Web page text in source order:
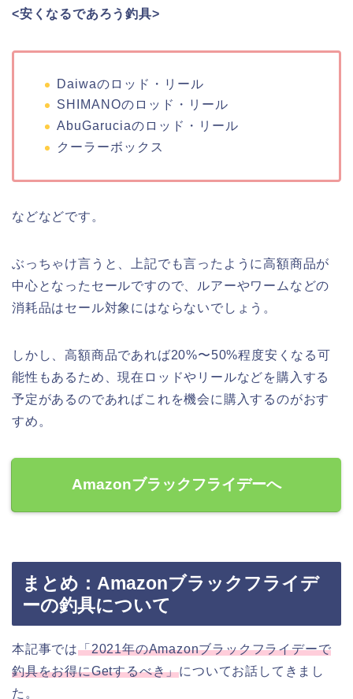
<安くなるであろう釣具>
Daiwaのロッド・リール
SHIMANOのロッド・リール
AbuGaruciaのロッド・リール
クーラーボックス
などなどです。
ぶっちゃけ言うと、上記でも言ったように高額商品が
中心となったセールですので、ルアーやワームなどの
消耗品はセール対象にはならないでしょう。
しかし、高額商品であれば20%〜50%程度安くなる可
能性もあるため、現在ロッドやリールなどを購入する
予定があるのであればこれを機会に購入するのがおす
すめ。
Amazonブラックフライデーへ
まとめ：Amazonブラックフライデ
ーの釣具について
本記事では「2021年のAmazonブラックフライデーで
釣具をお得にGetするべき」についてお話してきまし
た。